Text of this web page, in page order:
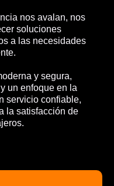
nos avalan, nos
soluciones
a las necesidades
y segura,
un enfoque en la
servicio confiable,
la satisfacción de